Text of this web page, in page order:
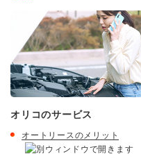
オリコのサービス
オートリースのメリット